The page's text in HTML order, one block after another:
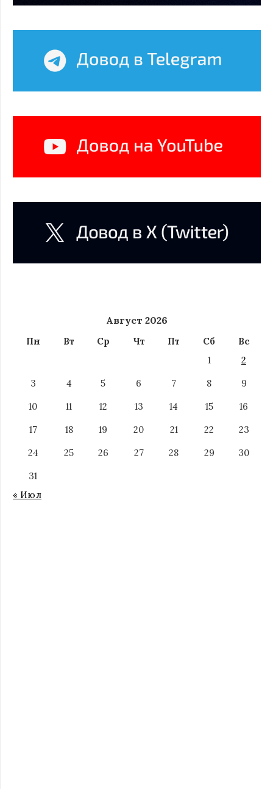
Август 2026
Пн Вт Ср Чт Пт Сб
Вс
1
2
3
4 5 6 7 8
9
10
11 12 13 14 15
16
17
18 19 20 21 22
23
24
25 26 27 28 29
30
31
« Июл